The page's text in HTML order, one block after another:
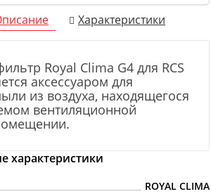
Характеристики
Royal Clima G4 для RCS
аксессуаром для
из воздуха, находящегося
вентиляционной
характеристики
ROYAL CLIMA